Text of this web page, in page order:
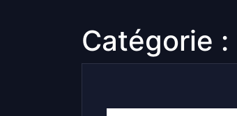
Catégorie :